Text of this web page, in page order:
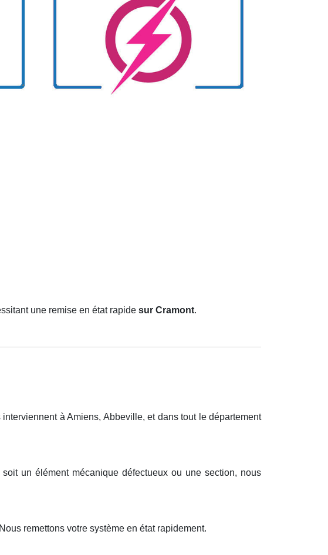
une remise en état rapide sur Cramont.
à Amiens, Abbeville, et dans tout le département
un élément mécanique défectueux ou une section, nous
remettons votre système en état rapidement.